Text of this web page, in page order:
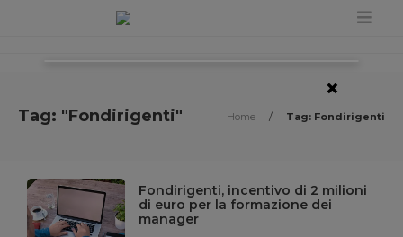
Tag: "Fondirigenti" Home / Tag: Fondirigenti
Fondirigenti, incentivo di 2 milioni
di euro per la formazione dei
manager
×